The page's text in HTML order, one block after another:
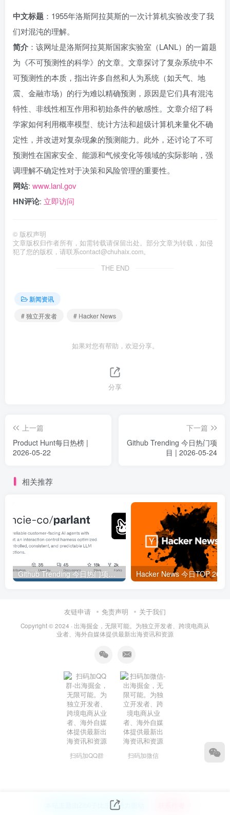
中文标题 ：1955年洛斯阿拉莫斯的一次计算机实验改变了我
们对混沌的理解。
简介 ：该网址是洛斯阿拉莫斯国家实验室（LANL）的一篇题
为《不可预测性的科学》的文章。文章探讨了复杂系统中不
可预测性的本质，指出许多自然和人为系统（如天气、地
震、金融市场）的行为难以精确预测，原因是它们具有混沌
特性、非线性相互作用和初始条件的敏感性。文章介绍了科
学家如何利用概率模型、统计方法和超级计算机来量化不确
定性，并改进对复杂现象的预测能力。此外，还讨论了不可
预测性在国家安全、能源和气候变化等领域的实际影响，强
调理解不确定性对于决策和风险管理的重要性。
网站: www.lanl.gov
HN评论: 立即访问
© 版权声明
文章版权归作者所有，如需转载请保留出处。部分文章为转载，如侵
犯了您的版权，请联系contact@chuhaix.com。
THE END
新闻资讯
# 独立开发者
# Hacker News
如果对您有帮助，欢迎分享。
分享
上一篇
Product Hunt每日热榜 |
2026-05-22
下一篇
Github Trending 今日热门项
目 | 2026-05-24
相关推荐
Github Trending 今日热门项目 | 2025-09-06
友链申请 免责声明 关于我们
Copyright © 2024 · 出海掘金，无限可能。为独立开发者、跨境电商从
业者、海外自媒体提供最新出海资讯和资源
扫码加QQ群 扫码加微信
本站主题由Zibll子比主题强力驱动